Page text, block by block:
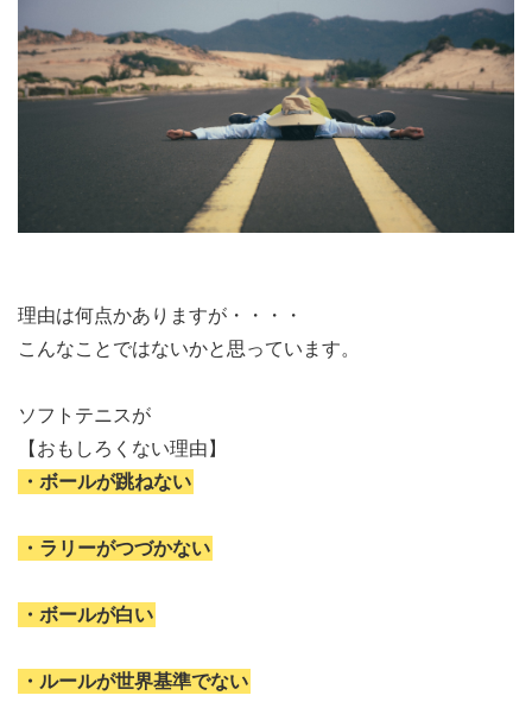
理由は何点かありますが・・・・
こんなことではないかと思っています。
ソフトテニスが
【おもしろくない理由】
・ボールが跳ねない
・ラリーがつづかない
・ボールが白い
・ルールが世界基準でない